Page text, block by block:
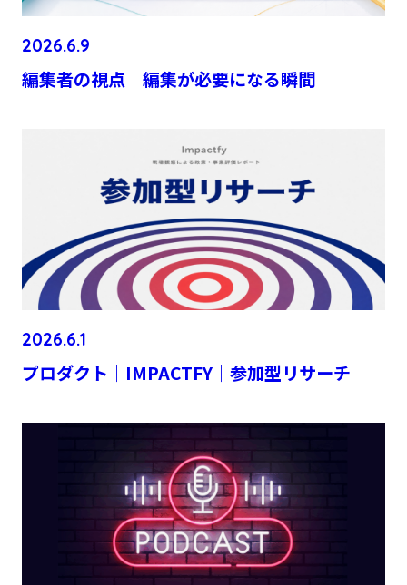
2026.6.9
編集者の視点｜編集が必要になる瞬間
2026.6.1
プロダクト｜IMPACTFY｜参加型リサーチ